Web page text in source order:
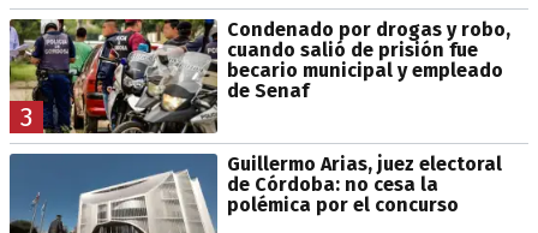
3
Condenado por drogas y robo,
cuando salió de prisión fue
becario municipal y empleado
de Senaf
Guillermo Arias, juez electoral
de Córdoba: no cesa la
polémica por el concurso